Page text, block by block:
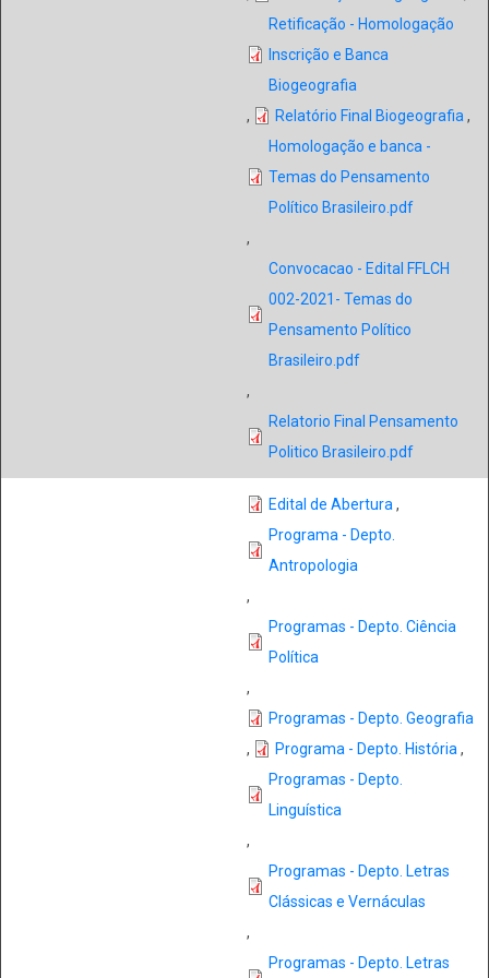
Retificação - Homologação
Inscrição e Banca
Biogeografia
,
Relatório Final Biogeografia ,
Homologação e banca -
Temas do Pensamento
Político Brasileiro.pdf
,
Convocacao - Edital FFLCH
002-2021- Temas do
Pensamento Político
Brasileiro.pdf
,
Relatorio Final Pensamento
Politico Brasileiro.pdf
Edital de Abertura ,
Programa - Depto.
Antropologia
,
Programas - Depto. Ciência
Política
,
Programas - Depto. Geografia
,
Programa - Depto. História ,
Programas - Depto.
Linguística
,
Programas - Depto. Letras
Clássicas e Vernáculas
,
Programas - Depto. Letras